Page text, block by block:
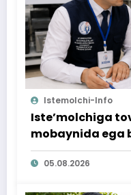
Istemolchi-Info
Iste’molchiga
mobaynida ega
ta’minlab berildi
05.08.2026